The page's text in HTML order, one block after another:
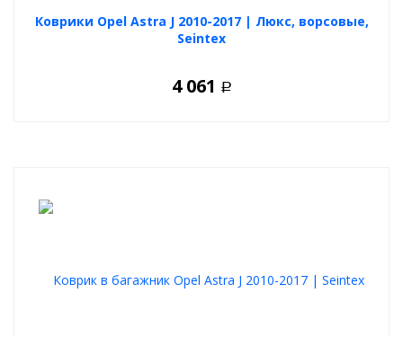
Коврики Opel Astra J 2010-2017 | Люкс, ворсовые,
Seintex
4 061 Р